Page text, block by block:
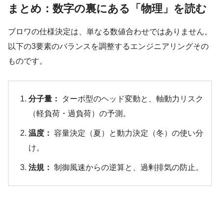
まとめ：数字の裏にある「物理」を読む
ブロワの仕様決定は、単なる数値合わせではありません。
以下の3要素のバランスを調整するエンジニアリングその
ものです。
分子量：
ターボ型のヘッド変動と、軸動力リスク
（軽負荷・過負荷）の予測。
温度： 容量決定（夏）と動力決定（冬）の使い分
け。
法規： 制御風速からの逆算と、過剰排気の防止。